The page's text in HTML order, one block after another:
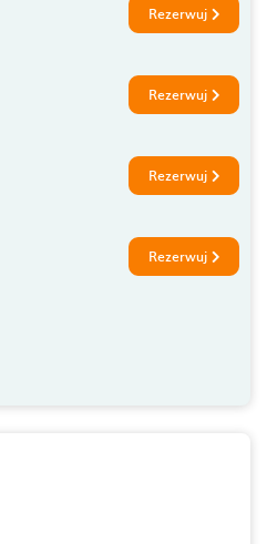
Rezerwuj
Rezerwuj
Rezerwuj
Rezerwuj